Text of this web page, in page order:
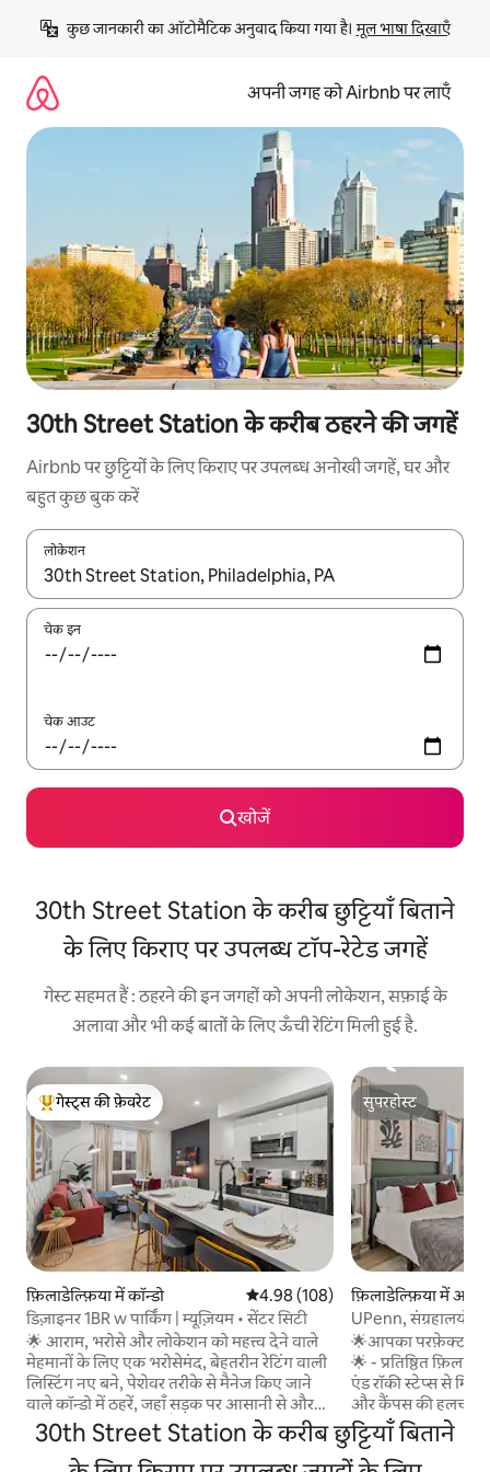
छोड़कर
कॉन्टेंट
कुछ जानकारी का ऑटोमैटिक अनुवाद किया गया है। मूल भाषा दिखाएँ
अपनी जगह को Airbnb पर लाएँ
30th Street Station के करीब ठहरने की जगहें
Airbnb पर छुट्टियों के लिए किराए पर उपलब्ध अनोखी जगहें, घर और
बहुत कुछ बुक करें
लोकेशन
नतीजों के उपलब्ध होने पर, अप और डाउन 'ऐरो की' का इस्तेमाल करके नेविगेट
चेक इन
चेक आउट
खोजें
30th Street Station के करीब छुट्टियाँ बिताने
के लिए किराए पर उपलब्ध टॉप-रेटेड जगहें
गेस्ट सहमत हैं : ठहरने की इन जगहों को अपनी लोकेशन, सफ़ाई के
अलावा और भी कई बातों के लिए ऊँची रेटिंग मिली हुई है.
गेस्ट्स का टॉप फ़ेवरेट
गेस्ट्स की फ़ेवरेट
फ़िलाडेल्फ़िया में कॉन्डो औसत रेटिंग 5 में से 4.98, 108 समीक्षाएँ
4.98 (108)
डिज़ाइनर 1BR w पार्किंग | म्यूज़ियम • सेंटर सिटी
🌟 आराम, भरोसे और लोकेशन को महत्त्व देने वाले
मेहमानों के लिए एक भरोसेमंद, बेहतरीन रेटिंग वाली
लिस्टिंग नए बने, पेशेवर तरीके से मैनेज किए जाने
वाले कॉन्डो में ठहरें, जहाँ सड़क पर आसानी से और
मुफ़्त पार्किंग की सुविधा है, सेल्फ़-चेक इन की
सुविधा है और तेज़ वाई-फ़ाई की सुविधा है — यह
कॉन्डो सेंटर सिटी, म्यूज़ियम, अस्पतालों, यूपेन और
सुपरहोस्ट
सुपरहोस्ट
फ़िलाडेल्फ़िया में
UPenn, संग्रहालयों
अपार्टमेंट और पार्किंग
🌟आपका परफ़ेक्ट फ़िली
🌟 - प्रतिष्ठित फ़िलाडेल्फ़िया म्यूज़ियम ऑफ़ आर्ट
एंड रॉकी स्टेप्स से मिनट
और कैंपस की हलचल
फ़ेयरमाउंट पार्क से बस
स्वागत के माहौल के
आरामदायक एहसास
30th Street Station के करीब छुट्टियाँ बिताने